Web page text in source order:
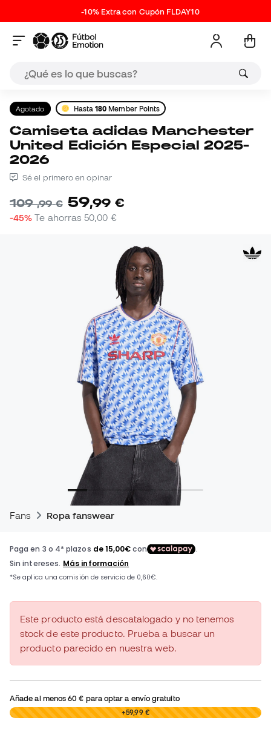
-10% Extra con Cupón FLDAY10
Agotado Hasta180 Member Points
Camiseta adidas Manchester
United Edición Especial 2025-
2026
Sé el primero en opinar
109,99 € 59,99 €
-45% Te ahorras50,00 €
Fans Ropa fanswear
Este producto está descatalogado y no tenemos
stock de este producto. Prueba a buscar un
producto parecido en nuestra web.
Añade al menos60 € para optar a envío gratuito
0,00 € +59,99 €